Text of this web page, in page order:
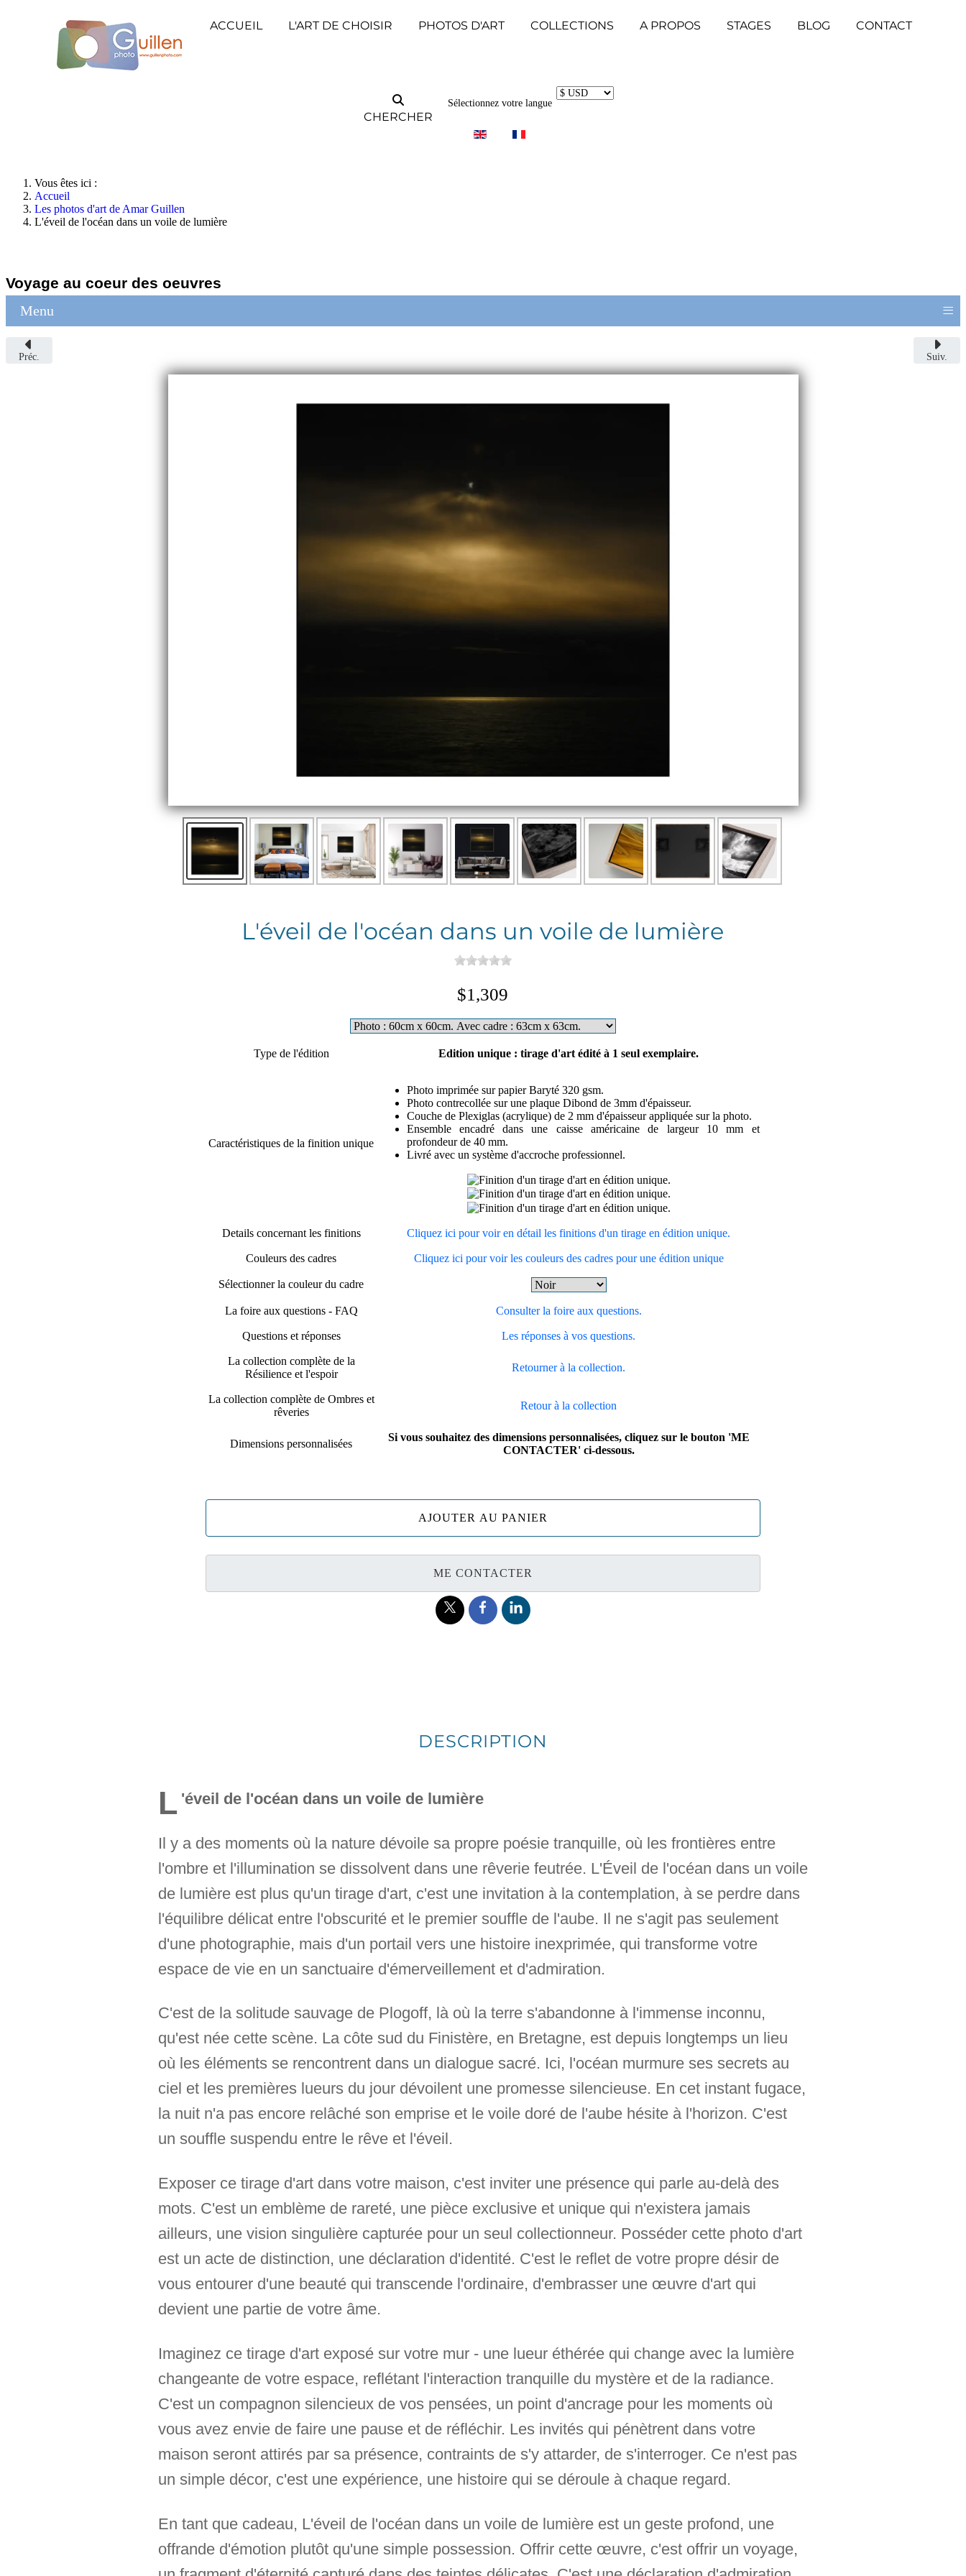
ACCUEIL L'ART DE CHOISIR PHOTOS D'ART COLLECTIONS A PROPOS STAGES BLOG CONTACT
CHERCHER
Sélectionnez votre langue
Vous êtes ici :
Accueil
Les photos d'art de Amar Guillen
L'éveil de l'océan dans un voile de lumière
Voyage au coeur des oeuvres
Menu ≡
Préc. Suiv.
L'éveil de l'océan dans un voile de lumière
$1,309
Type de l'édition Edition unique : tirage d'art édité à 1 seul exemplaire.
Caractéristiques de la finition unique
Photo imprimée sur papier Baryté 320 gsm.
Photo contrecollée sur une plaque Dibond de 3mm d'épaisseur.
Couche de Plexiglas (acrylique) de 2 mm d'épaisseur appliquée sur la photo.
Ensemble encadré dans une caisse américaine de largeur 10 mm et
profondeur de 40 mm.
Livré avec un système d'accroche professionnel.
Details concernant les finitions Cliquez ici pour voir en détail les finitions d'un tirage en édition unique.
Couleurs des cadres Cliquez ici pour voir les couleurs des cadres pour une édition unique
Sélectionner la couleur du cadre
La foire aux questions - FAQ Consulter la foire aux questions.
Questions et réponses Les réponses à vos questions.
La collection complète de la
Résilience et l'espoir
Retourner à la collection.
La collection complète de Ombres et
rêveries
Retour à la collection
Dimensions personnalisées
Si vous souhaitez des dimensions personnalisées, cliquez sur le bouton 'ME
CONTACTER' ci-dessous.
AJOUTER AU PANIER
ME CONTACTER
DESCRIPTION
L 'éveil de l'océan dans un voile de lumière
Il y a des moments où la nature dévoile sa propre poésie tranquille, où les frontières entre
l'ombre et l'illumination se dissolvent dans une rêverie feutrée. L'Éveil de l'océan dans un voile
de lumière est plus qu'un tirage d'art, c'est une invitation à la contemplation, à se perdre dans
l'équilibre délicat entre l'obscurité et le premier souffle de l'aube. Il ne s'agit pas seulement
d'une photographie, mais d'un portail vers une histoire inexprimée, qui transforme votre
espace de vie en un sanctuaire d'émerveillement et d'admiration.
C'est de la solitude sauvage de Plogoff, là où la terre s'abandonne à l'immense inconnu,
qu'est née cette scène. La côte sud du Finistère, en Bretagne, est depuis longtemps un lieu
où les éléments se rencontrent dans un dialogue sacré. Ici, l'océan murmure ses secrets au
ciel et les premières lueurs du jour dévoilent une promesse silencieuse. En cet instant fugace,
la nuit n'a pas encore relâché son emprise et le voile doré de l'aube hésite à l'horizon. C'est
un souffle suspendu entre le rêve et l'éveil.
Exposer ce tirage d'art dans votre maison, c'est inviter une présence qui parle au-delà des
mots. C'est un emblème de rareté, une pièce exclusive et unique qui n'existera jamais
ailleurs, une vision singulière capturée pour un seul collectionneur. Posséder cette photo d'art
est un acte de distinction, une déclaration d'identité. C'est le reflet de votre propre désir de
vous entourer d'une beauté qui transcende l'ordinaire, d'embrasser une œuvre d'art qui
devient une partie de votre âme.
Imaginez ce tirage d'art exposé sur votre mur - une lueur éthérée qui change avec la lumière
changeante de votre espace, reflétant l'interaction tranquille du mystère et de la radiance.
C'est un compagnon silencieux de vos pensées, un point d'ancrage pour les moments où
vous avez envie de faire une pause et de réfléchir. Les invités qui pénètrent dans votre
maison seront attirés par sa présence, contraints de s'y attarder, de s'interroger. Ce n'est pas
un simple décor, c'est une expérience, une histoire qui se déroule à chaque regard.
En tant que cadeau, L'éveil de l'océan dans un voile de lumière est un geste profond, une
offrande d'émotion plutôt qu'une simple possession. Offrir cette œuvre, c'est offrir un voyage,